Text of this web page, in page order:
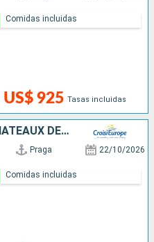
US$ 925 Tasas incluidas
Comidas incluidas
PRAGUE, DRESDE ET LES CHÂTEAUX DE BOHÊME, CROISIÈRE INÉDITE SUR L'ELBE ET LA MOLDAU SAUVAGE
Praga 22/10/2026
Comidas incluidas